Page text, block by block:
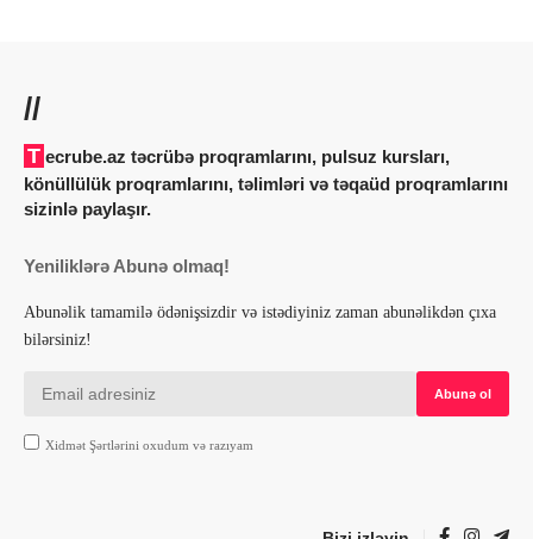
//
Tecrube.az təcrübə proqramlarını, pulsuz kursları,
könüllülük proqramlarını, təlimləri və təqaüd proqramlarını
sizinlə paylaşır.
Yeniliklərə Abunə olmaq!
Abunəlik tamamilə ödənişsizdir və istədiyiniz zaman abunəlikdən çıxa
bilərsiniz!
Xidmət Şərtlərini oxudum və razıyam